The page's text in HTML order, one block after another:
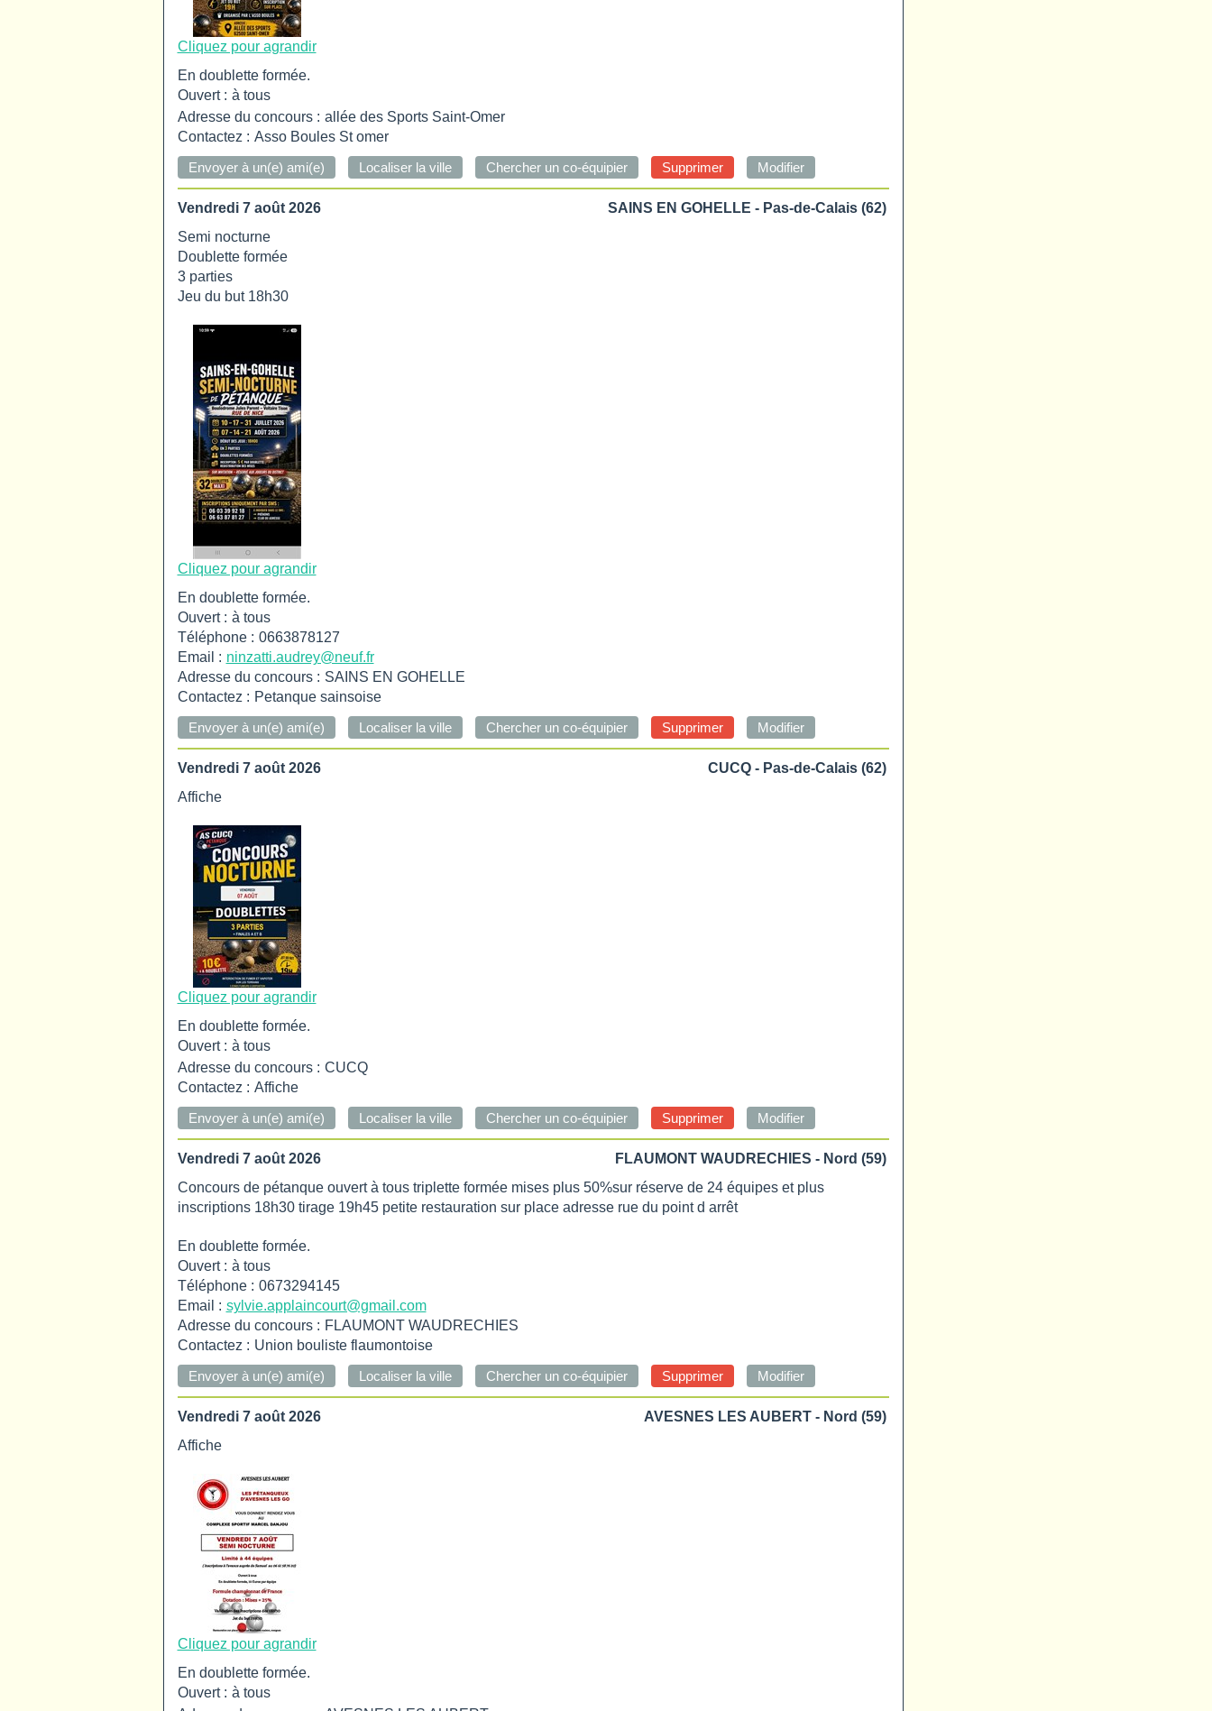
Cliquez pour agrandir
En doublette formée.
Ouvert : à tous
Adresse du concours : allée des Sports Saint-Omer
Contactez : Asso Boules St omer
Vendredi 7 août 2026
SAINS EN GOHELLE - Pas-de-Calais (62)
Semi nocturne
Doublette formée
3 parties
Jeu du but 18h30
Cliquez pour agrandir
En doublette formée.
Ouvert : à tous
Téléphone : 0663878127
Email : ninzatti.audrey@neuf.fr
Adresse du concours : SAINS EN GOHELLE
Contactez : Petanque sainsoise
Vendredi 7 août 2026
CUCQ - Pas-de-Calais (62)
Affiche
Cliquez pour agrandir
En doublette formée.
Ouvert : à tous
Adresse du concours : CUCQ
Contactez : Affiche
Vendredi 7 août 2026
FLAUMONT WAUDRECHIES - Nord (59)
Concours de pétanque ouvert à tous triplette formée mises plus 50%sur réserve de 24 équipes et plus
inscriptions 18h30 tirage 19h45 petite restauration sur place adresse rue du point d arrêt
En doublette formée.
Ouvert : à tous
Téléphone : 0673294145
Email : sylvie.applaincourt@gmail.com
Adresse du concours : FLAUMONT WAUDRECHIES
Contactez : Union bouliste flaumontoise
Vendredi 7 août 2026
AVESNES LES AUBERT - Nord (59)
Affiche
Cliquez pour agrandir
En doublette formée.
Ouvert : à tous